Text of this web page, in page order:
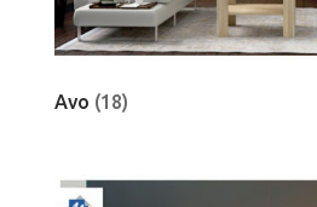
Avo (18)